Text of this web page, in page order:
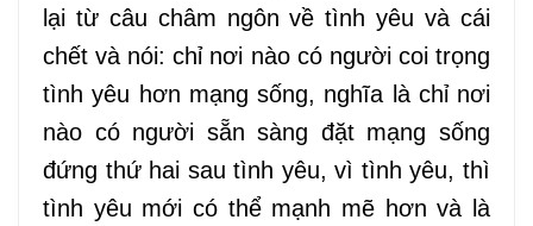
lại từ câu châm ngôn về tình yêu và cái
chết và nói: chỉ nơi nào có người coi trọng
tình yêu hơn mạng sống, nghĩa là chỉ nơi
nào có người sẵn sàng đặt mạng sống
đứng thứ hai sau tình yêu, vì tình yêu, thì
tình yêu mới có thể mạnh mẽ hơn và là